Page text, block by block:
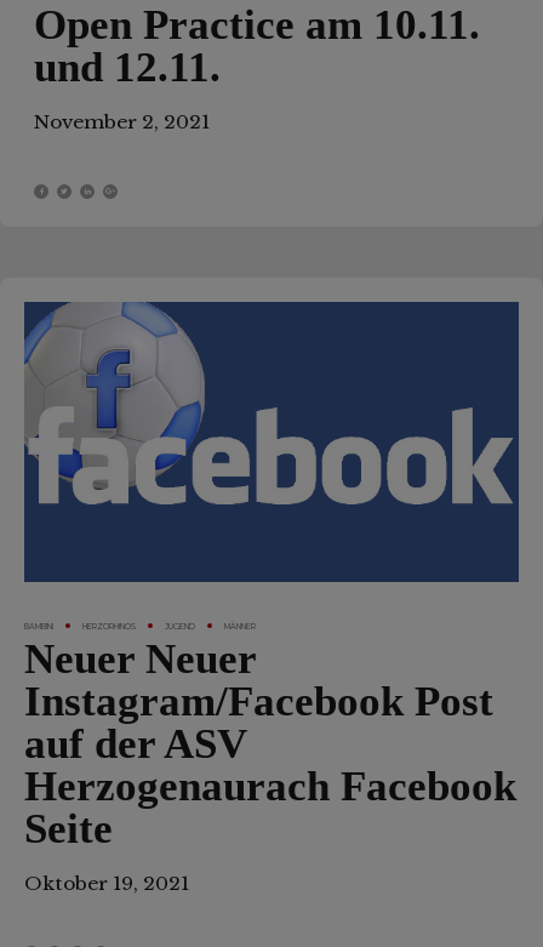
Open Practice am 10.11.
und 12.11.
November 2, 2021
BAMBINI HERZORHINOS JUGEND MÄNNER
Neuer Neuer
Instagram/Facebook Post
auf der ASV
Herzogenaurach Facebook
Seite
Oktober 19, 2021